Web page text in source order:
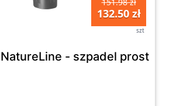
151.98 zł
132.50 zł
szt
- szpadel prosty